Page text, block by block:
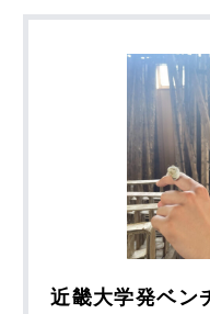
近畿大学発ベン